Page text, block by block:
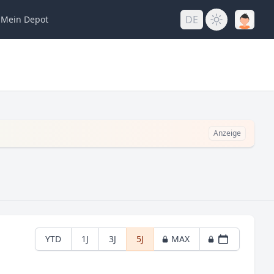
Mein Depot DE
Anzeige
YTD 1J 3J 5J MAX